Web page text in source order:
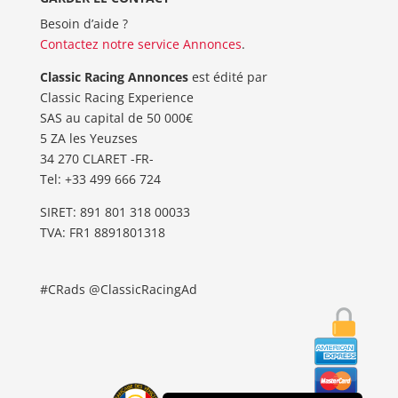
Besoin d’aide ?
Contactez notre service Annonces.
Classic Racing Annoncesest édité par
Classic Racing Experience
SAS au capital de 50 000€
5 ZA les Yeuzses
34 270 CLARET -FR-
Tel: ‭+33 499 666 724‬
SIRET: 891 801 318 00033
TVA: FR1 8891801318
#CRads @ClassicRacingAd